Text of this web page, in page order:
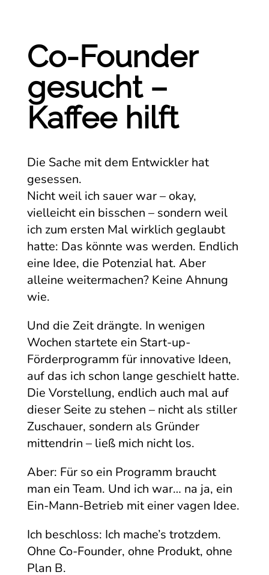
Co-Founder
gesucht –
Kaffee hilft
Die Sache mit dem Entwickler hat
gesessen.
Nicht weil ich sauer war – okay,
vielleicht ein bisschen – sondern weil
ich zum ersten Mal wirklich geglaubt
hatte: Das könnte was werden. Endlich
eine Idee, die Potenzial hat. Aber
alleine weitermachen? Keine Ahnung
wie.
Und die Zeit drängte. In wenigen
Wochen startete ein Start-up-
Förderprogramm für innovative Ideen,
auf das ich schon lange geschielt hatte.
Die Vorstellung, endlich auch mal auf
dieser Seite zu stehen – nicht als stiller
Zuschauer, sondern als Gründer
mittendrin – ließ mich nicht los.
Aber: Für so ein Programm braucht
man ein Team. Und ich war… na ja, ein
Ein-Mann-Betrieb mit einer vagen Idee.
Ich beschloss: Ich mache’s trotzdem.
Ohne Co-Founder, ohne Produkt, ohne
Plan B.